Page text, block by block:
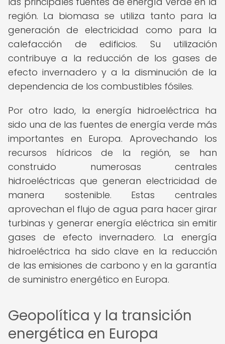
región. La biomasa se utiliza tanto para la
generación de electricidad como para la
calefacción de edificios. Su utilización
contribuye a la reducción de los gases de
efecto invernadero y a la disminución de la
dependencia de los combustibles fósiles.
Por otro lado, la energía hidroeléctrica ha
sido una de las fuentes de energía verde más
importantes en Europa. Aprovechando los
recursos hídricos de la región, se han
construido numerosas centrales
hidroeléctricas que generan electricidad de
manera sostenible. Estas centrales
aprovechan el flujo de agua para hacer girar
turbinas y generar energía eléctrica sin emitir
gases de efecto invernadero. La energía
hidroeléctrica ha sido clave en la reducción
de las emisiones de carbono y en la garantía
de suministro energético en Europa.
Geopolítica y la transición
energética en Europa